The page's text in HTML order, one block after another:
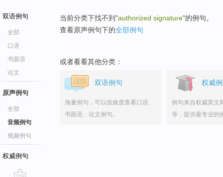
双语例句
全部
口语
书面语
论文
原声例句
全部
音频例句
视频例句
权威例句
当前分类下找不到"authorized signature"的例句。
查看原声例句下的全部例句
或者看看其他分类：
双语例句
海量例句，可以按难度查看口语、
书面语、论文例句。
权威
例句来自权威英文
等，提供最专业的